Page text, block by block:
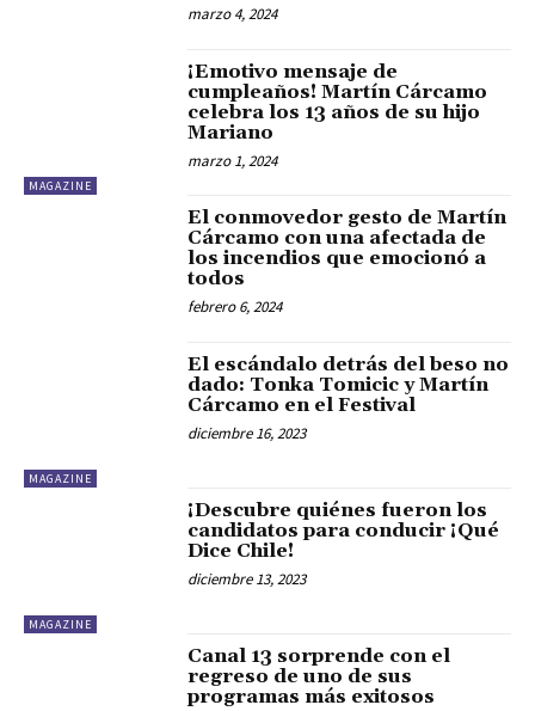
marzo 4, 2024
MAGAZINE
¡Emotivo mensaje de
cumpleaños! Martín Cárcamo
celebra los 13 años de su hijo
Mariano
marzo 1, 2024
El conmovedor gesto de Martín
Cárcamo con una afectada de
los incendios que emocionó a
todos
febrero 6, 2024
MAGAZINE
El escándalo detrás del beso no
dado: Tonka Tomicic y Martín
Cárcamo en el Festival
diciembre 16, 2023
MAGAZINE
¡Descubre quiénes fueron los
candidatos para conducir ¡Qué
Dice Chile!
diciembre 13, 2023
Canal 13 sorprende con el
regreso de uno de sus
programas más exitosos